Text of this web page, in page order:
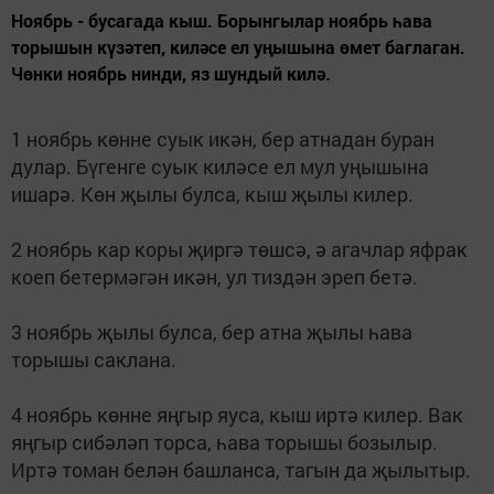
Ноябрь - бусагада кыш. Борынгылар ноябрь һава
торышын күзәтеп, киләсе ел уңышына өмет баглаган.
Чөнки ноябрь нинди, яз шундый килә.
1 ноябрь көнне суык икән, бер атнадан буран
дулар. Бүгенге суык киләсе ел мул уңышына
ишарә. Көн җылы булса, кыш җылы килер.
2 ноябрь кар коры җиргә төшсә, ә агачлар яфрак
коеп бетермәгән икән, ул тиздән эреп бетә.
3 ноябрь җылы булса, бер атна җылы һава
торышы саклана.
4 ноябрь көнне яңгыр яуса, кыш иртә килер. Вак
яңгыр сибәләп торса, һава торышы бозылыр.
Иртә томан белән башланса, тагын да җылытыр.